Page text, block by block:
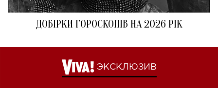
ДОБІРКИ ГОРОСКОПІВ НА 2026 РІК
ЭКСКЛЮЗИВ